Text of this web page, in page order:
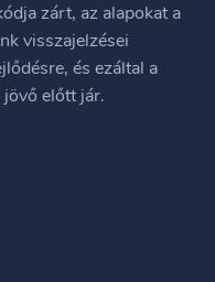
zárt, az alapokat a
visszajelzései
és ezáltal a
előtt jár.